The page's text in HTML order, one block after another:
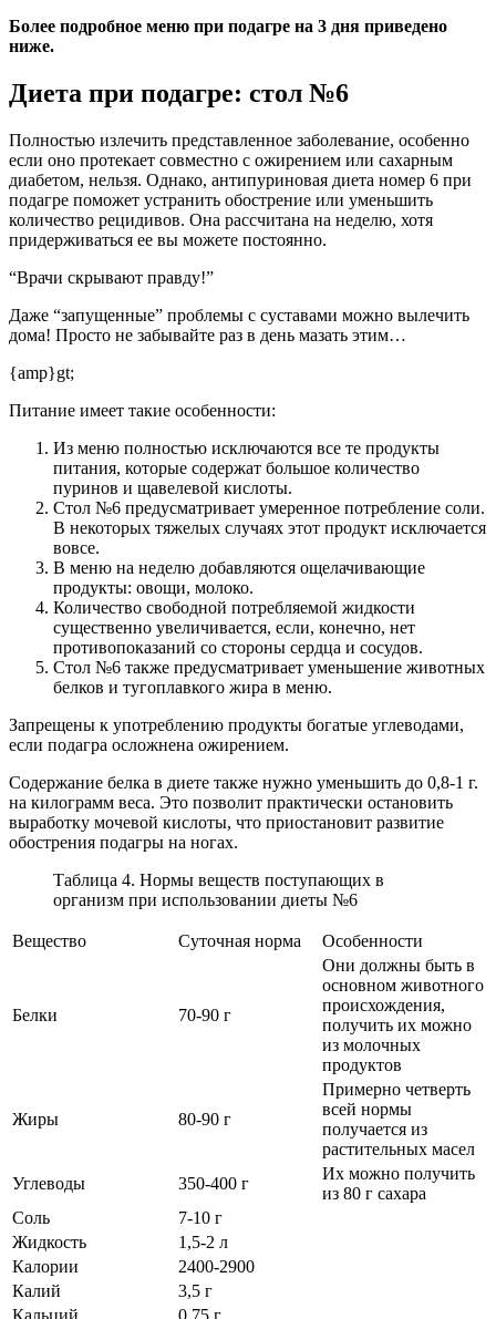
Более подробное меню при подагре на 3 дня приведено
ниже.
Диета при подагре: стол №6
Полностью излечить представленное заболевание, особенно
если оно протекает совместно с ожирением или сахарным
диабетом, нельзя. Однако, антипуриновая диета номер 6 при
подагре поможет устранить обострение или уменьшить
количество рецидивов. Она рассчитана на неделю, хотя
придерживаться ее вы можете постоянно.
“Врачи скрывают правду!”
Даже “запущенные” проблемы с суставами можно вылечить
дома! Просто не забывайте раз в день мазать этим…
{amp}gt;
Питание имеет такие особенности:
Из меню полностью исключаются все те продукты
питания, которые содержат большое количество
пуринов и щавелевой кислоты.
Стол №6 предусматривает умеренное потребление соли.
В некоторых тяжелых случаях этот продукт исключается
вовсе.
В меню на неделю добавляются ощелачивающие
продукты: овощи, молоко.
Количество свободной потребляемой жидкости
существенно увеличивается, если, конечно, нет
противопоказаний со стороны сердца и сосудов.
Стол №6 также предусматривает уменьшение животных
белков и тугоплавкого жира в меню.
Запрещены к употреблению продукты богатые углеводами,
если подагра осложнена ожирением.
Содержание белка в диете также нужно уменьшить до 0,8-1 г.
на килограмм веса. Это позволит практически остановить
выработку мочевой кислоты, что приостановит развитие
обострения подагры на ногах.
Таблица 4. Нормы веществ поступающих в
организм при использовании диеты №6
Вещество Суточная норма Особенности
Белки 70-90 г
Они должны быть в
основном животного
происхождения,
получить их можно
из молочных
продуктов
Жиры 80-90 г
Примерно четверть
всей нормы
получается из
растительных масел
Углеводы
350-400 г
Их можно получить
из 80 г сахара
Соль
7-10 г
Жидкость
1,5-2 л
Калории
2400-2900
Калий
3,5 г
Кальций
0,75 г